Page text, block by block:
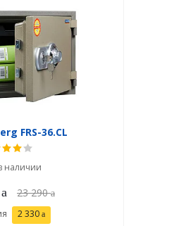
FRS-36.CL
наличии
23 290
2 330